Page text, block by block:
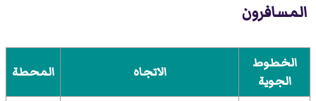
المسافرون
الخطوط
الجوية
الاتجاه المحطة